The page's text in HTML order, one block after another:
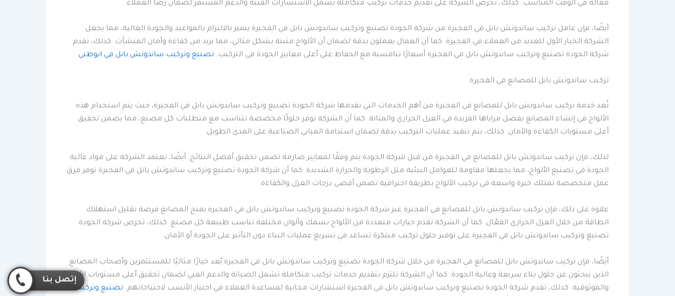
فعالة في الوقت المناسب. كذلك، تحرص الشركة على تقديم خدمات تركيب متكاملة تشمل الاستشارات الفنية والدعم المستمر لضمان رضا العملاء.
أيضًا، فإن عامل تركيب ساندوتش بانل في الفجيرة من شركة الجودة تصنيع وتركيب ساندوتش بانل في الفجيرة يتميز بالالتزام بالمواعيد والجودة العالية، مما يجعل
الشركة الخيار الأول للعديد من العملاء في الفجيرة. كما أن العمال يعملون بدقة لضمان أن الألواح مثبتة بشكل مثالي، مما يزيد من كفاءة وأمان المنشآت. كذلك، تقدم
شركة الجودة تصنيع وتركيب ساندوتش بانل في الفجيرة أسعارًا تنافسية مع الحفاظ على أعلى معايير الجودة في التركيب. تصنيع وتركيب ساندوتش بانل في ابوظبي
تركيب ساندوتش بانل للمصانع في الفجيرة
تُعد خدمة تركيب ساندوتش بانل للمصانع في الفجيرة من أهم الخدمات التي تقدمها شركة الجودة تصنيع وتركيب ساندوتش بانل في الفجيرة، حيث يتم استخدام هذه
الألواح في إنشاء المصانع بفضل مزاياها الفريدة في العزل الحراري والمتانة. كما أن الشركة توفر حلولًا مخصصة تتناسب مع متطلبات كل مصنع، مما يضمن تحقيق
أعلى مستويات الكفاءة والأمان. كذلك، يتم تنفيذ عمليات التركيب بدقة لضمان استدامة المباني الصناعية على المدى الطويل.
لذلك، فإن تركيب ساندوتش بانل للمصانع في الفجيرة من قبل شركة الجودة يتم وفقًا لمعايير صارمة تضمن تحقيق أفضل النتائج. أيضًا، تعتمد الشركة على مواد عالية
الجودة في تصنيع الألواح، مما يجعلها مقاومة للعوامل البيئية مثل الرطوبة والحرارة الشديدة. كما أن شركة الجودة تصنيع وتركيب ساندوتش بانل في الفجيرة توفر فرق
عمل متخصصة تمتلك خبرة واسعة في تركيب الألواح بطريقة احترافية تضمن أقصى درجات العزل والكفاءة.
علاوة على ذلك، فإن تركيب ساندوتش بانل للمصانع في الفجيرة عبر شركة الجودة تصنيع وتركيب ساندوتش بانل في الفجيرة يمنح المصانع فرصة تقليل استهلاك
الطاقة من خلال العزل الحراري الفعّال. كما أن الشركة تقدم خيارات متعددة من الألواح بسمك وألوان مختلفة تناسب طبيعة كل مصنع. كذلك، تحرص شركة الجودة
تصنيع وتركيب ساندوتش بانل في الفجيرة على توفير حلول تركيب مبتكرة تساعد في تسريع عمليات البناء دون التأثير على الجودة أو الأمان.
أيضًا، فإن تركيب ساندوتش بانل للمصانع في الفجيرة من خلال شركة الجودة تصنيع وتركيب ساندوتش بانل في الفجيرة يُعد خيارًا مثاليًا للمستثمرين وأصحاب المصانع
الذين يبحثون عن حلول بناء سريعة وعالية الجودة. كما أن الشركة تلتزم بتقديم خدمات تركيب متكاملة تشمل الصيانة والدعم الفني لضمان تحقيق أعلى مستويات الأداء
والموثوقية. كذلك، تقدم شركة الجودة تصنيع وتركيب ساندوتش بانل في الفجيرة استشارات مجانية لمساعدة العملاء في اختيار الأنسب لاحتياجاتهم. تصنيع وتركيب
إتصل بنا